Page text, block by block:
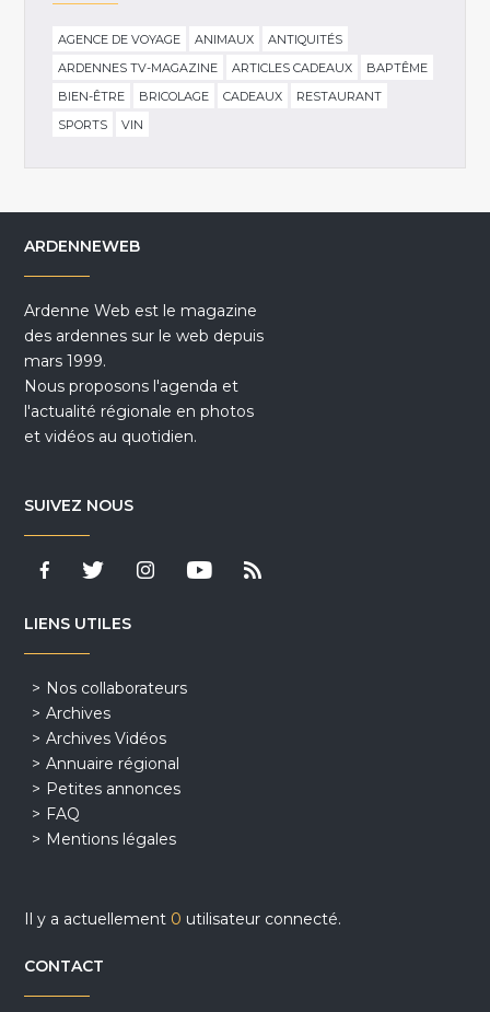
AGENCE DE VOYAGE ANIMAUX
ANTIQUITÉS
ARDENNES TV-MAGAZINE
ARTICLES CADEAUX
BAPTÊME
BIEN-ÊTRE
BRICOLAGE CADEAUX
RESTAURANT
SPORTS
VIN
ARDENNEWEB
Ardenne Web est le magazine
des ardennes sur le web depuis
mars 1999.
Nous proposons l'agenda et
l'actualité régionale en photos
et vidéos au quotidien.
SUIVEZ NOUS
LIENS UTILES
Nos collaborateurs
Archives
Archives Vidéos
Annuaire régional
Petites annonces
FAQ
Mentions légales
Il y a actuellement 0 utilisateur connecté.
CONTACT